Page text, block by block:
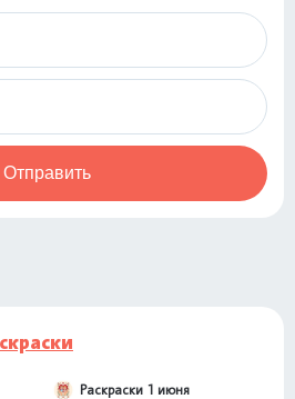
Отправить
Раскраски 1 июня